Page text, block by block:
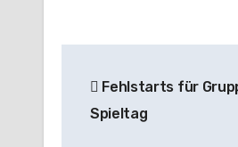
Fehlstarts für
Spieltag